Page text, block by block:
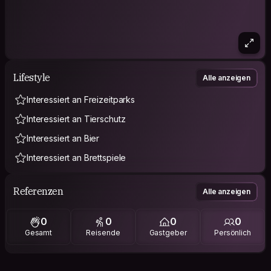
Lifestyle Alle anzeigen
Interessiert an Freizeitparks
Interessiert an Tierschutz
Interessiert an Bier
Interessiert an Brettspiele
Referenzen Alle anzeigen
0
Gesamt
0
Reisende
0
Gastgeber
0
Persönlich